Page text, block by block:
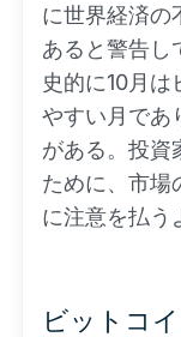
に世界経済の
あると警告し
史的に10月は
やすい月であ
がある。投資
ために、市場
に注意を払う
ビットコ